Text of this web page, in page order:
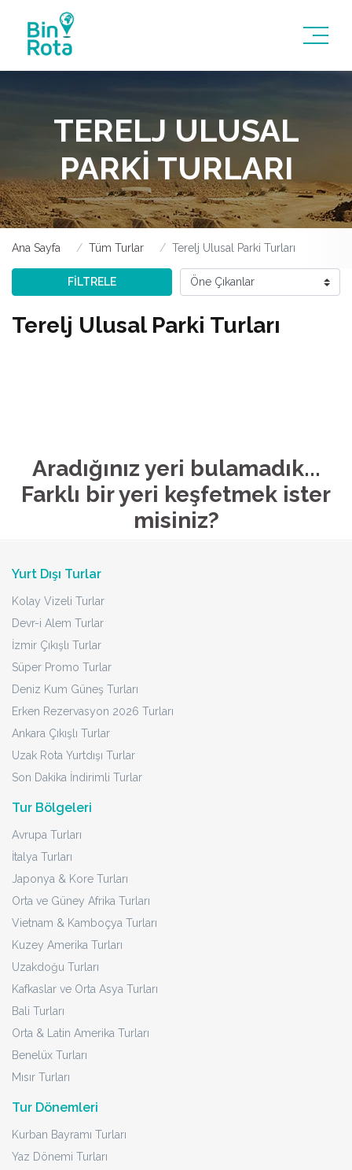
TERELJ ULUSAL
PARKI TURLARI
Ana Sayfa Tüm Turlar Terelj Ulusal Parki Turları
FİLTRELE
Terelj Ulusal Parki Turları
Aradığınız yeri bulamadık...
Farklı bir yeri keşfetmek ister
misiniz?
Yurt Dışı Turlar
Kolay Vizeli Turlar
Devr-i Alem Turlar
İzmir Çıkışlı Turlar
Süper Promo Turlar
Deniz Kum Güneş Turları
Erken Rezervasyon 2026 Turları
Ankara Çıkışlı Turlar
Uzak Rota Yurtdışı Turlar
Son Dakika İndirimli Turlar
Tur Bölgeleri
Avrupa Turları
İtalya Turları
Japonya & Kore Turları
Orta ve Güney Afrika Turları
Vietnam & Kamboçya Turları
Kuzey Amerika Turları
Uzakdoğu Turları
Kafkaslar ve Orta Asya Turları
Bali Turları
Orta & Latin Amerika Turları
Benelüx Turları
Mısır Turları
Tur Dönemleri
Kurban Bayramı Turları
Yaz Dönemi Turları